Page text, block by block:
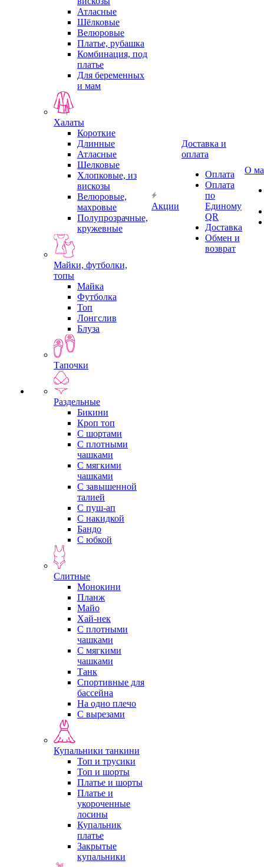
Атласные
Шёлковые
Велюровые
Платье, рубашка
Комбинация, под
платье
Для беременных
и мам
Халаты
Короткие
Длинные
Атласные
Шелковые
Хлопковые, из
вискозы
Велюровые,
махровые
Полупрозрачные,
кружевные
Майки, футболки,
топы
Майка
Футболка
Топ
Лонгслив
Блуза
Тапочки
Раздельные
Бикини
Кроп топ
С шортами
С плотными
чашками
С мягкими
чашками
С завышенной
талией
С пуш-ап
С накидкой
Бандо
С юбкой
Слитные
Монокини
Планж
Майо
Хай-нек
С плотными
чашками
С мягкими
чашками
Танк
Спортивные для
бассейна
На одно плечо
С вырезами
Купальники танкини
Топ и трусики
Топ и шорты
Платье и шорты
Платье и
укороченные
лосины
Купальник
платье
Закрытые
купальники
Акции
Доставка и
оплата
Оплата
Оплата
по
Единому
QR
Доставка
Обмен и
возврат
О